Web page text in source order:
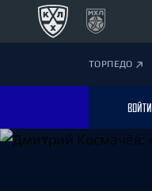
ТОРПЕДО
ВОЙТИ